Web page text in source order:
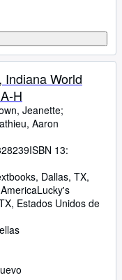
Indiana World
H
Jeanette;
Aaron
ISBN 13:
Dallas, TX,
Lucky's
Estados Unidos de